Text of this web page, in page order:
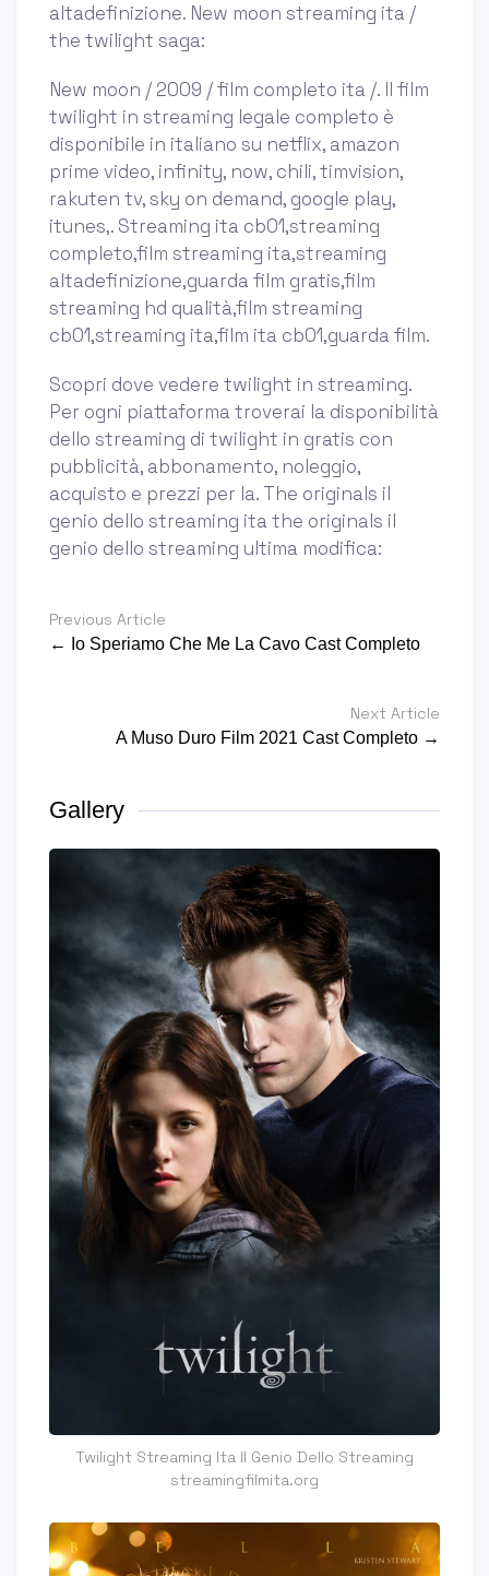
altadefinizione. New moon streaming ita /
the twilight saga:
New moon / 2009 / film completo ita /. Il film
twilight in streaming legale completo è
disponibile in italiano su netflix, amazon
prime video, infinity, now, chili, timvision,
rakuten tv, sky on demand, google play,
itunes,. Streaming ita cb01,streaming
completo,film streaming ita,streaming
altadefinizione,guarda film gratis,film
streaming hd qualità,film streaming
cb01,streaming ita,film ita cb01,guarda film.
Scopri dove vedere twilight in streaming.
Per ogni piattaforma troverai la disponibilità
dello streaming di twilight in gratis con
pubblicità, abbonamento, noleggio,
acquisto e prezzi per la. The originals il
genio dello streaming ita the originals il
genio dello streaming ultima modifica:
Previous Article
← Io Speriamo Che Me La Cavo Cast Completo
Next Article
A Muso Duro Film 2021 Cast Completo →
Gallery
Twilight Streaming Ita Il Genio Dello Streaming
streamingfilmita.org